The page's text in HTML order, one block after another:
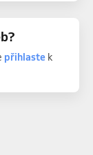
přihlastek